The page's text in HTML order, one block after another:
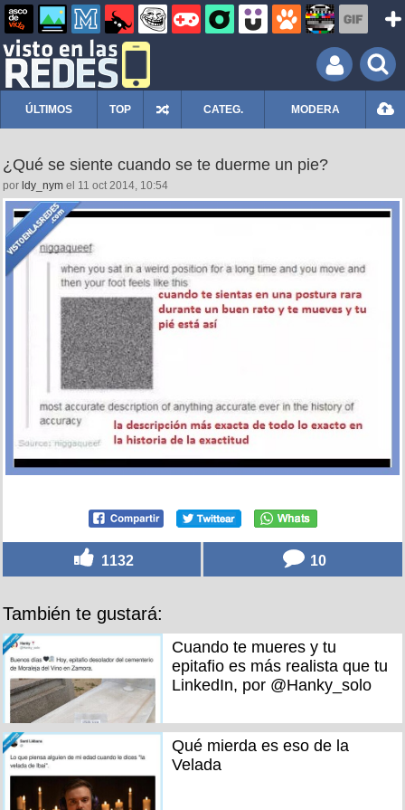
ÚLTIMOS TOP CATEG. MODERA
¿Qué se siente cuando se te duerme un pie?
por ldy_nym el 11 oct 2014, 10:54
1132 10
También te gustará:
Cuando te mueres y tu
epitafio es más realista que tu
LinkedIn, por @Hanky_solo
Qué mierda es eso de la
Velada